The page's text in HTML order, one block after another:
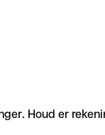
Houd er